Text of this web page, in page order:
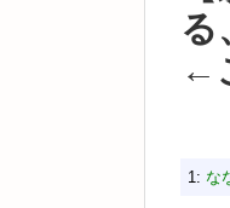
る
←
1: な